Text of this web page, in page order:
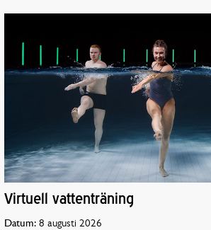
Virtuell vattenträning
Datum: 8 augusti 2026